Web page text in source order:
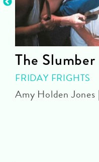
The
FRIDAY FRIGHTS
Amy Holden